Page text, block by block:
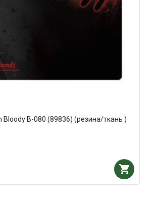
Bloody B-080 (89836) (резина/ткань )